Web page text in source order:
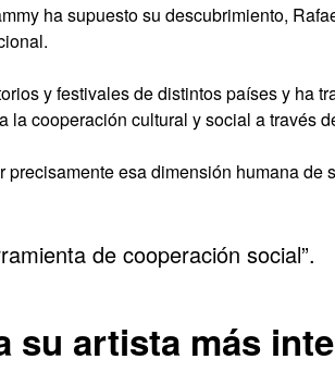
ha supuesto su descubrimiento,
y festivales de distintos países y ha
la cooperación cultural y social a través
esa dimensión humana de
de cooperación social”.
su artista más